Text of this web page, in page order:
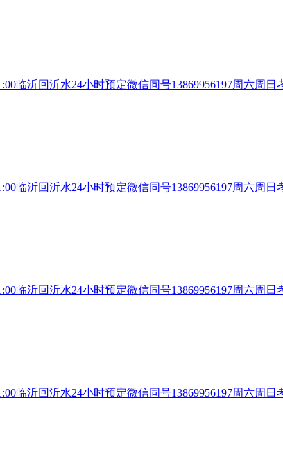
临沂回沂水24小时预定微信同号13869956197周六周
临沂回沂水24小时预定微信同号13869956197周六周
临沂回沂水24小时预定微信同号13869956197周六周
临沂回沂水24小时预定微信同号13869956197周六周